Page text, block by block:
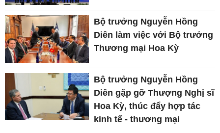
Bộ trưởng Nguyễn Hồng
Diên làm việc với Bộ trưởng
Thương mại Hoa Kỳ
Bộ trưởng Nguyễn Hồng
Diên gặp gỡ Thượng Nghị sĩ
Hoa Kỳ, thúc đẩy hợp tác
kinh tế - thương mại